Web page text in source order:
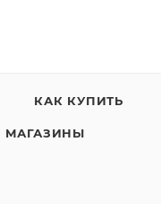
КАК КУПИТЬ
МАГАЗИНЫ